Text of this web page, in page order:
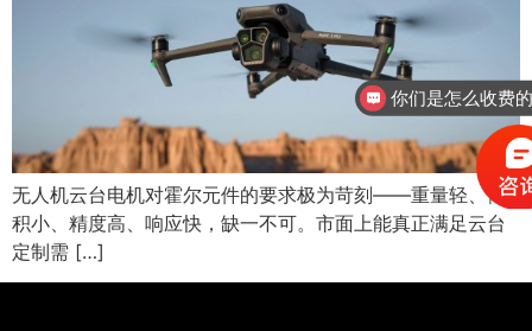
无人机云台电机对霍尔元件的要求极为苛刻——重量轻、体
积小、精度高、响应快，缺一不可。市面上能真正满足云台
定制需 […]
你们是怎么收费